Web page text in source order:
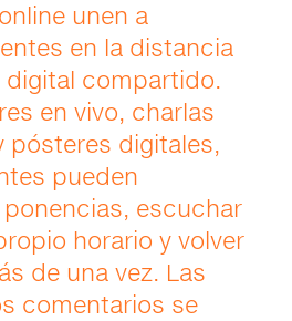
unen a
en la distancia
digital compartido.
en vivo, charlas
pósteres digitales,
pueden
escuchar
horario y volver
de una vez. Las
comentarios se